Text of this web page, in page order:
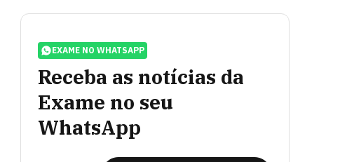
EXAME NO WHATSAPP
Receba as notícias da
Exame no seu
WhatsApp